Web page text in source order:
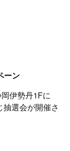
ーン
伊勢丹1Fに
抽選会が開催さ